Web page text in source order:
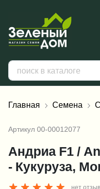
Главная Семена
Артикул 00-00012077
Андриа F1 /
- Кукуруза,
нет